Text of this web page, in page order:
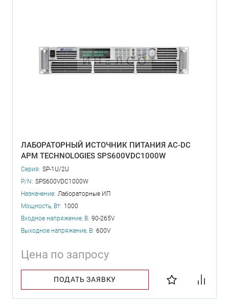
ЛАБОРАТОРНЫЙ ИСТОЧНИК ПИТАНИЯ AC-DC
APM TECHNOLOGIES SPS600VDC1000W
Серия: SP-1U/2U
P/N: SPS600VDC1000W
Назначение: Лабораторные ИП
Мощность, Вт: 1000
Входное напряжение, В: 90-265V
Выходное напряжение, В: 600V
Цена по запросу
ПОДАТЬ ЗАЯВКУ